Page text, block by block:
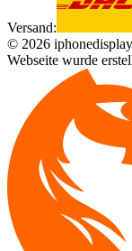
Versand:
© 2026
Webseite wurde